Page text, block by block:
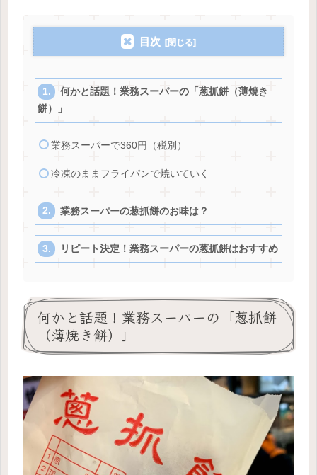
目次
何かと話題！業務スーパーの「葱抓餅（薄焼き
餅）」
業務スーパーで360円（税別）
冷凍のままフライパンで焼いていく
業務スーパーの葱抓餅のお味は？
リピート決定！業務スーパーの葱抓餅はおすすめ
何かと話題！業務スーパーの「葱抓餅
（薄焼き餅）」